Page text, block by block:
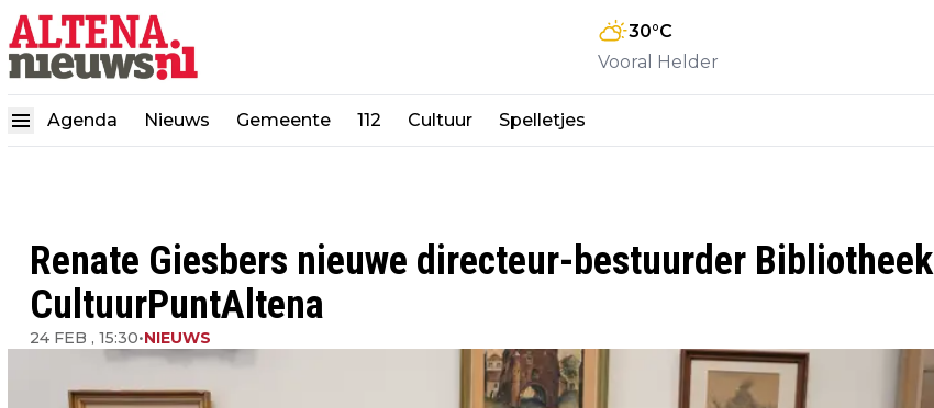
30°C
Vooral Helder
Agenda Nieuws Gemeente 112 Cultuur Spelletjes
Renate Giesbers nieuwe directeur-bestuurder Bibliotheek
CultuurPuntAltena
24 FEB , 15:30•NIEUWS